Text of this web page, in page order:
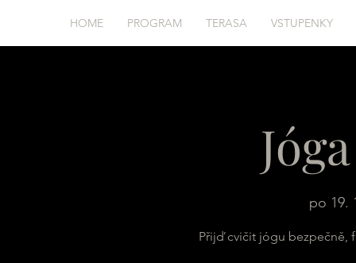
HOME PROGRAM TERASA VSTUPENKY
po 19.
Přijď cvičit jógu bezpečně,